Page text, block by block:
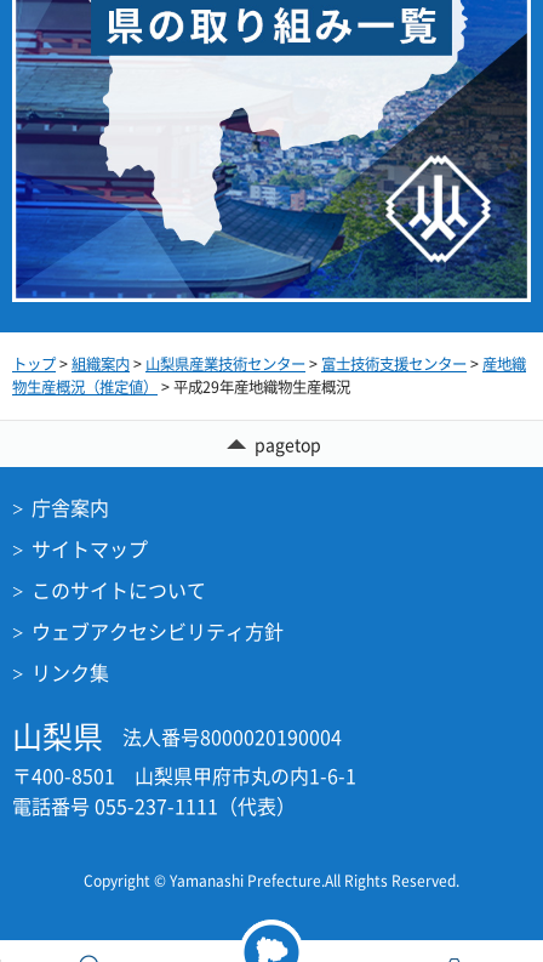
トップ>組織案内> 山梨県産業技術センター> 富士技術支援センター>産地織
物生産概況（推定値）
> 平成29年産地織物生産概況
pagetop
庁舎案内
サイトマップ
このサイトについて
ウェブアクセシビリティ方針
リンク集
山梨県
法人番号8000020190004
〒400-8501 山梨県甲府市丸の内1-6-1
電話番号 055-237-1111（代表）
Copyright © Yamanashi Prefecture.All Rights Reserved.